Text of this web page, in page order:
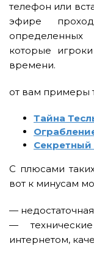
телефон или
эфире
которые
времени.
от вам примеры
Тайна
Секретный
С плюсами
вот к минусам
—
—
интернетом,